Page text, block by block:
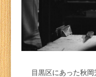
目黒区にあった秋